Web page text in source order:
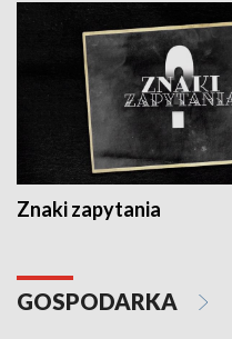
Znaki zapytania
GOSPODARKA